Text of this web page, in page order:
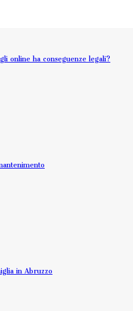
online ha conseguenze legali?
in Abruzzo